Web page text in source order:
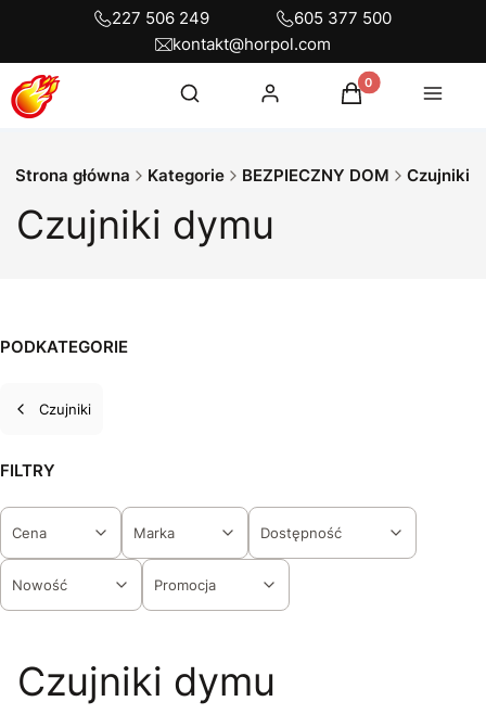
227 506 249
605 377 500
kontakt@horpol.com
Otwórz wyszukiwarkę
Szukaj Zaloguj się Produkty w
Koszyk Menu
Strona główna Kategorie BEZPIECZNY DOM Czujniki
Czujniki dymu
PODKATEGORIE
Czujniki
FILTRY
Cena Marka Dostępność
Nowość Promocja
Czujniki dymu